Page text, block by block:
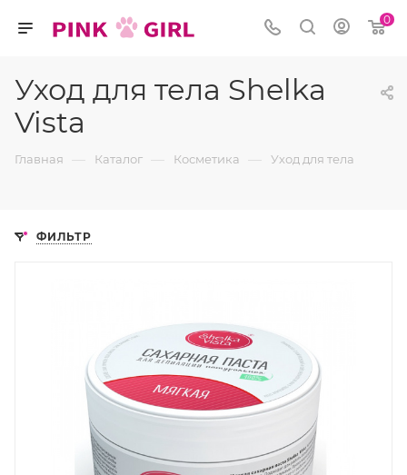
0
Уход для тела Shelka
Vista
Главная — Каталог — Косметика — Уход для тела
ФИЛЬТР